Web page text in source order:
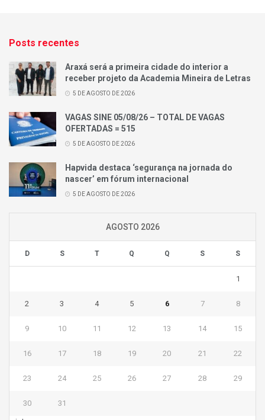
Posts recentes
Araxá será a primeira cidade do interior a
receber projeto da Academia Mineira de Letras
5 DE AGOSTO DE 2026
VAGAS SINE 05/08/26 – TOTAL DE VAGAS
OFERTADAS = 515
5 DE AGOSTO DE 2026
Hapvida destaca ‘segurança na jornada do
nascer’ em fórum internacional
5 DE AGOSTO DE 2026
AGOSTO 2026
D S T Q Q S S
1
2 3 4 5 6 7 8
9 10 11 12 13 14 15
16 17 18 19 20 21 22
23 24 25 26 27 28 29
30 31